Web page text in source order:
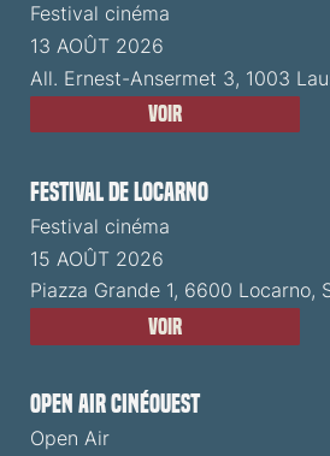
Festival cinéma
13 AOÛT 2026
All. Ernest-Ansermet 3, 1003
Voir
Festival de Locarno
Festival cinéma
15 AOÛT 2026
Piazza Grande 1, 6600 Locarno,
Voir
Open Air CinéOuest
Open Air